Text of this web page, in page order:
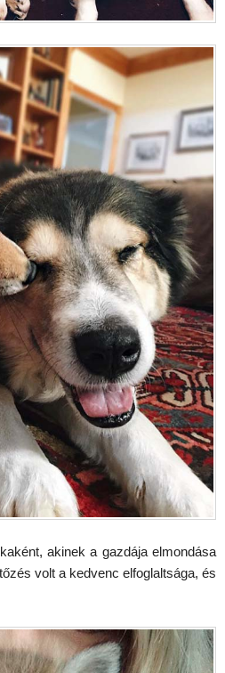
akinek a gazdája elmondása
volt a kedvenc elfoglaltsága, és